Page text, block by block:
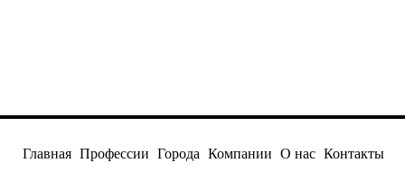
Главная Профессии Города Компании О нас Контакты